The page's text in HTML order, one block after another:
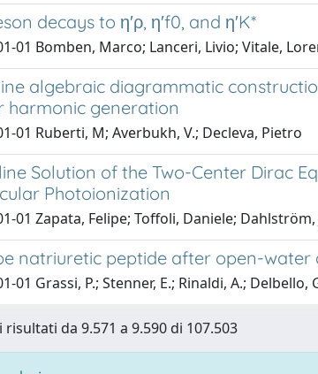
decays to η′ρ, η′f0, and η′K*
01 Bomben, Marco; Lanceri, Livio; Vitale,
algebraic diagrammatic
harmonic generation
01 Ruberti, M; Averbukh, V.; Decleva, Pietro
Solution of the Two-Center Dirac
Photoionization
01 Zapata, Felipe; Toffoli, Daniele;
natriuretic peptide after open-water
01 Grassi, P.; Stenner, E.; Rinaldi, A.;
da 9.571 a 9.590 di 107.503